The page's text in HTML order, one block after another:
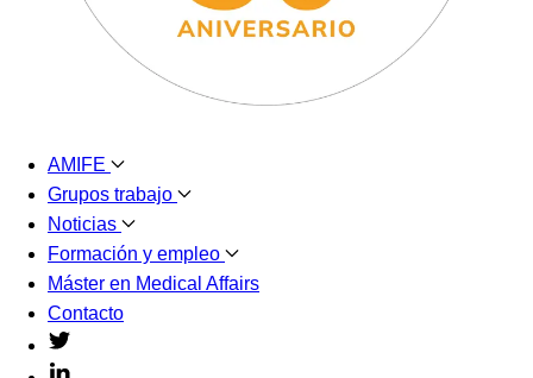
AMIFE
Grupos trabajo
Noticias
Formación y empleo
Máster en Medical Affairs
Contacto